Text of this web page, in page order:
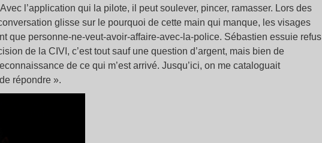
l’application qui la pilote, il peut soulever, pincer, ramasser. Lors des
glisse sur le pourquoi de cette main qui manque, les visages
que personne-ne-veut-avoir-affaire-avec-la-police. Sébastien essuie refus
de la CIVI, c’est tout sauf une question d’argent, mais bien de
de ce qui m’est arrivé. Jusqu’ici, on me cataloguait
répondre ».